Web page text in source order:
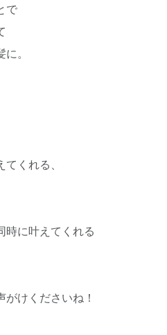
で
。
くれる、
時に叶えてくれる
けくださいね！